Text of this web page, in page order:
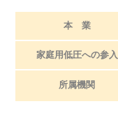
本 業
家庭用低圧への参入
所属機関